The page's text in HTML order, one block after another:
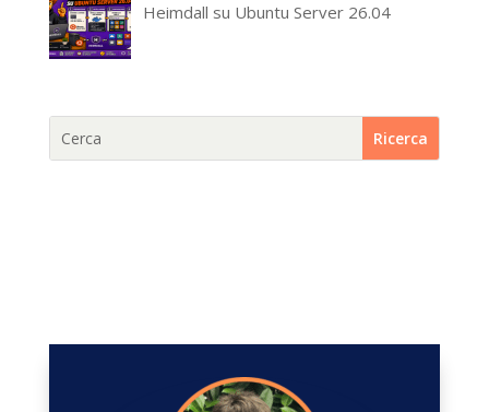
Heimdall su Ubuntu Server 26.04